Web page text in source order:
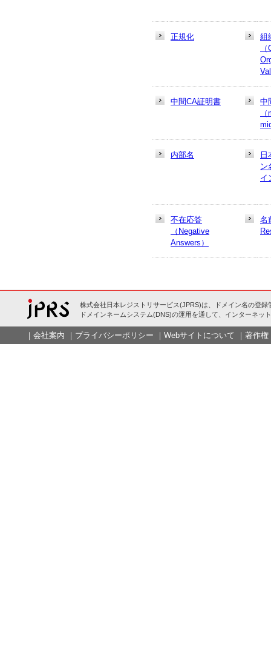
正規化
組
中間CA証明書
中
内部名
ン
イ
不在応答
（Negative
Answers）
名
株式会社日本レジストリサービス(JPRS)は、ドメイン名の登録
ドメインネームシステム(DNS)の運用を通して、インターネッ
｜ 会社案内 ｜ プライバシーポリシー ｜ Webサイトについて ｜ 著作権